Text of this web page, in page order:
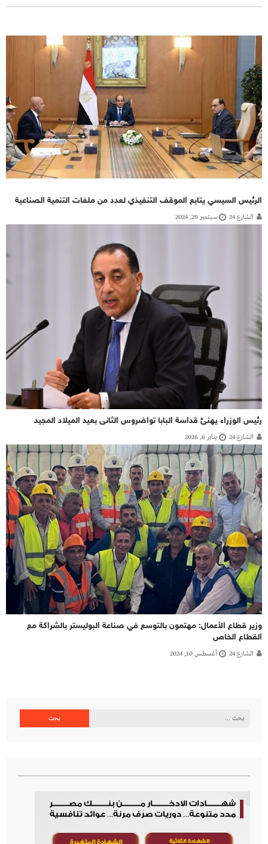
الرئيس السيسي يتابع الموقف التنفيذي لعدد من ملفات التنمية الصناعية
الشارع 24 سبتمبر 29, 2024
رئيس الوزراء يهنئ قداسة البابا تواضروس الثانى بعيد الميلاد المجيد
الشارع 24 يناير 6, 2026
وزير قطاع الأعمال: مهتمون بالتوسع في صناعة البوليستر بالشراكة مع
القطاع الخاص
الشارع 24 أغسطس 10, 2024
البحث